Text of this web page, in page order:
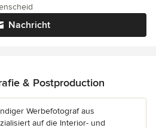
Nachricht
& Postproduction
Werbefotograf aus
auf die Interior- und